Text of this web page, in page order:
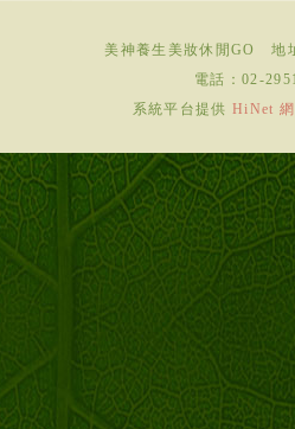
美神養生美妝休閒GO
地
電話： 02-
系統平台提供HiNet